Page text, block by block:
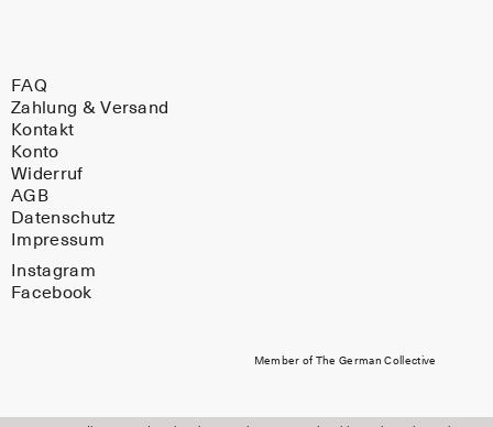
FAQ
Zahlung & Versand
Kontakt
Konto
Widerruf
AGB
Datenschutz
Impressum
Member of The German Collective
Instagram
Facebook